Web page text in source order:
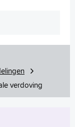
verdoving